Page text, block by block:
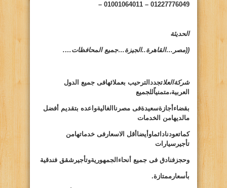
01227776049 – 01001064011 –
الحديثة
((مصر…القاهرة..الجيزة…جميع المحافظات….
شركةالعلاتجددالترحيب بعملائهافى جميع الدول
العربية،متمنياًللجميع
بقضاءأجازةسعيدةفى مصرناالغاليةواعده بتقديم أفضل
مالديهامن الخدمات
كماتعودنادائماوأيضاأقل الاسعارفى خدماتهامن
تأجيرسيارات
وحجزفنادق فى جميع أنحاءالجمهوريةوتأجيرشقق فندقية
بأسعارممتازة.